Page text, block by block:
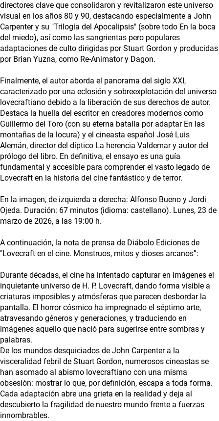
directores clave que consolidaron y revitalizaron este universo
visual en los años 80 y 90, destacando especialmente a John
Carpenter y su "Trilogía del Apocalipsis" (sobre todo En la boca
del miedo), así como las sangrientas pero populares
adaptaciones de culto dirigidas por Stuart Gordon y producidas
por Brian Yuzna, como Re-Animator y Dagon.
Finalmente, el autor aborda el panorama del siglo XXI,
caracterizado por una eclosión y sobreexplotación del universo
lovecraftiano debido a la liberación de sus derechos de autor.
Destaca la huella del escritor en creadores modernos como
Guillermo del Toro (con su eterna batalla por adaptar En las
montañas de la locura) y el cineasta español José Luis
Alemán, director del díptico La herencia Valdemar y autor del
prólogo del libro. En definitiva, el ensayo es una guía
fundamental y accesible para comprender el vasto legado de
Lovecraft en la historia del cine fantástico y de terror.
En la imagen, de izquierda a derecha: Alfonso Bueno y Jordi
Ojeda. Duración: 67 minutos (idioma: castellano). Lunes, 23 de
marzo de 2026, a las 19:00 h.
A continuación, la nota de prensa de Diábolo Ediciones de
"Lovecraft en el cine. Monstruos, mitos y dioses arcanos”:
Durante décadas, el cine ha intentado capturar en imágenes el
inquietante universo de H. P. Lovecraft, dando forma visible a
criaturas imposibles y atmósferas que parecen desbordar la
pantalla. El horror cósmico ha impregnado el séptimo arte,
atravesando géneros y generaciones, y traduciendo en
imágenes aquello que nació para sugerirse entre sombras y
palabras.
De los mundos desquiciados de John Carpenter a la
visceralidad febril de Stuart Gordon, numerosos cineastas se
han asomado al abismo lovecraftiano con una misma
obsesión: mostrar lo que, por definición, escapa a toda forma.
Cada adaptación abre una grieta en la realidad y deja al
descubierto la fragilidad de nuestro mundo frente a fuerzas
innombrables.